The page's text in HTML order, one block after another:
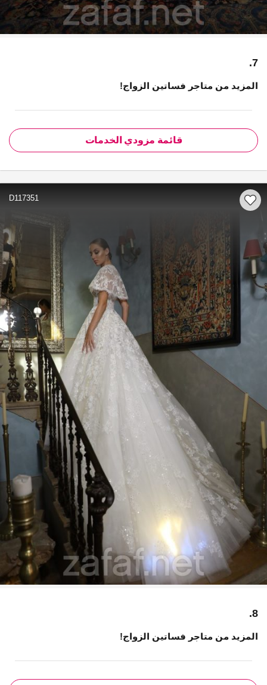
7.
المزيد من متاجر فساتين الزواج!
قائمة مزودي الخدمات
D117351
8.
المزيد من متاجر فساتين الزواج!